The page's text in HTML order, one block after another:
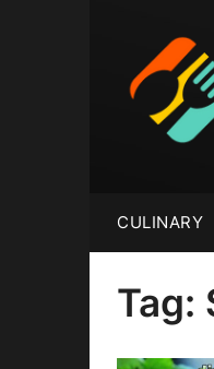
CULINARY
Tag: